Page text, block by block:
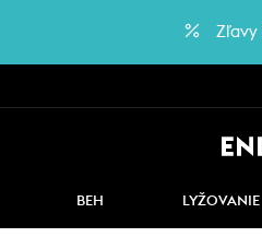
Zľavy
BEH LYŽOVANIE